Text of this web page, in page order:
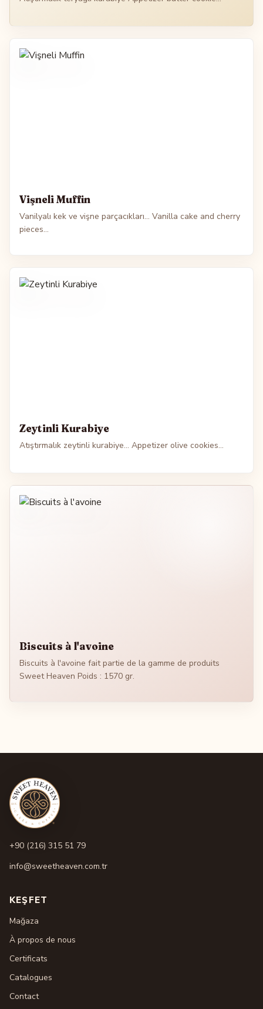
Vişneli Muffin
Vanilyalı kek ve vişne parçacıkları... Vanilla cake and cherry
pieces...
Zeytinli Kurabiye
Atıştırmalık zeytinli kurabiye... Appetizer olive cookies...
Biscuits à l'avoine
Biscuits à l'avoine fait partie de la gamme de produits
Sweet Heaven Poids : 1570 gr.
+90 (216) 315 51 79
info@sweetheaven.com.tr
KEŞFET
Mağaza
À propos de nous
Certificats
Catalogues
Contact